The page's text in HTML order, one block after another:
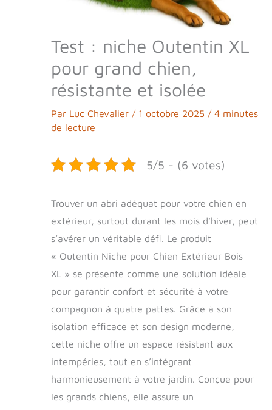
Test : niche Outentin XL
pour grand chien,
résistante et isolée
Par Luc Chevalier / 1 octobre 2025 / 4 minutes
de lecture
5/5 - (6 votes)
Trouver un abri adéquat pour votre chien en
extérieur, surtout durant les mois d’hiver, peut
s’avérer un véritable défi. Le produit
« Outentin Niche pour Chien Extérieur Bois
XL » se présente comme une solution idéale
pour garantir confort et sécurité à votre
compagnon à quatre pattes. Grâce à son
isolation efficace et son design moderne,
cette niche offre un espace résistant aux
intempéries, tout en s’intégrant
harmonieusement à votre jardin. Conçue pour
les grands chiens, elle assure un